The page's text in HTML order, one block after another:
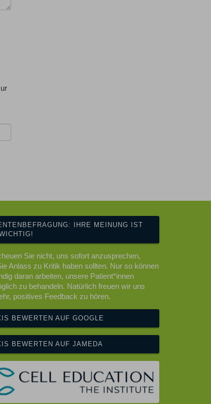
IHRE MEINUNG IST
Sie nicht, uns sofort anzusprechen,
Anlass zu Kritik haben sollten. Nur so können
daran arbeiten, unsere Patient*innen
zu behandeln. Natürlich freuen wir uns
positives Feedback zu hören.
BEWERTEN AUF GOOGLE
BEWERTEN AUF JAMEDA